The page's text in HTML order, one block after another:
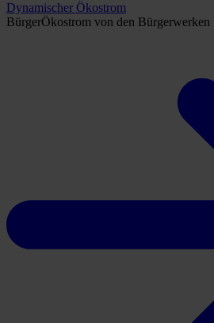
Dynamischer Ökostrom
BürgerÖkostrom von den Bürgerwerken